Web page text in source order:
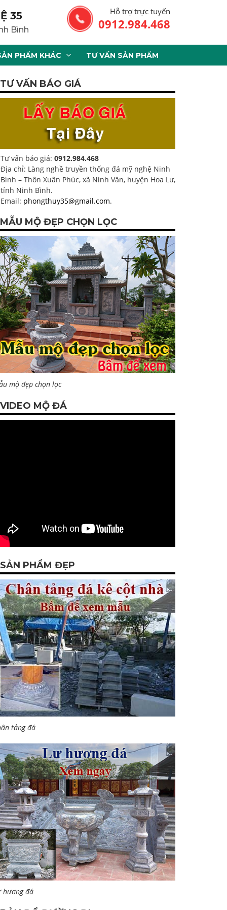
35
Bình
Hỗ trợ trực tuyến
0912.984.468
PHẨM KHÁC TƯ VẤN SẢN PHẨM
TƯ VẤN BÁO GIÁ
Tư vấn báo giá: 0912.984.468
Địa chỉ: Làng nghề truyền thống đá mỹ nghệ Ninh
Bình – Thôn Xuân Phúc, xã Ninh Vân, huyện Hoa Lư,
tỉnh Ninh Bình.
Email: phongthuy35@gmail.com.
MẪU MỘ ĐẸP CHỌN LỌC
mộ đẹp chọn lọc
VIDEO MỘ ĐÁ
SẢN PHẨM ĐẸP
tảng đá
hương đá